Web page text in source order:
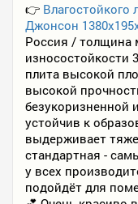
ФОТО РАБОТ
КОНТАКТЫ
ПОЛЕЗНОЕ
👉
Джонсон
Россия / толщина
износостойкости
плита высокой
высокой
безукоризненной
устойчив к
выдерживает
стандартная -
у всех
подойдёт для